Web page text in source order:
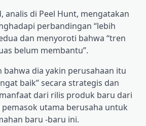
analis di Peel Hunt, mengatakan
perbandingan “lebih
dan menyoroti bahwa “tren
belum membantu”.
bahwa dia yakin perusahaan itu
baik” secara strategis dan
dari rilis produk baru dari
utama berusaha untuk
baru -baru ini.